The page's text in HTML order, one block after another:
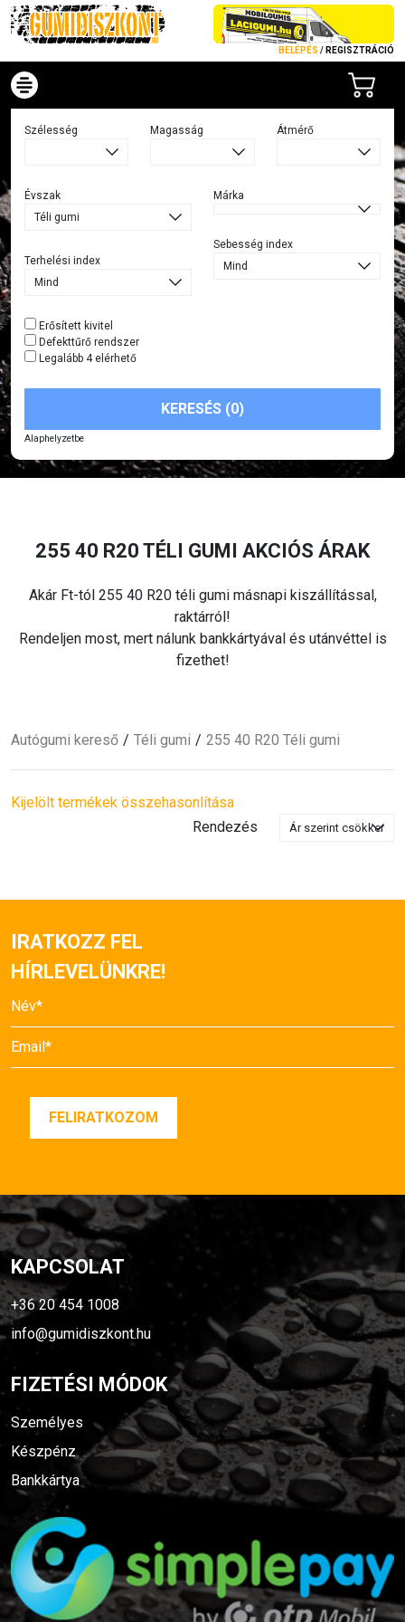
BELÉPÉS / REGISZTRÁCIÓ
Szélesség Magasság Átmérő
Évszak
Terhelési index
Márka
Sebesség index
Erősített kivitel
Defekttűrő rendszer
Legalább 4 elérhető
KERESÉS (0)
Alaphelyzetbe
255 40 R20 TÉLI GUMI AKCIÓS ÁRAK
Akár Ft-tól 255 40 R20 téli gumi másnapi kiszállítással,
raktárról!
Rendeljen most, mert nálunk bankkártyával és utánvéttel is
fizethet!
Autógumi kereső Téli gumi 255 40 R20 Téli gumi
Kijelölt termékek összehasonlítása
Rendezés
IRATKOZZ FEL
HÍRLEVELÜNKRE!
KAPCSOLAT
+36 20 454 1008
info@gumidiszkont.hu
FIZETÉSI MÓDOK
Személyes
Készpénz
Bankkártya